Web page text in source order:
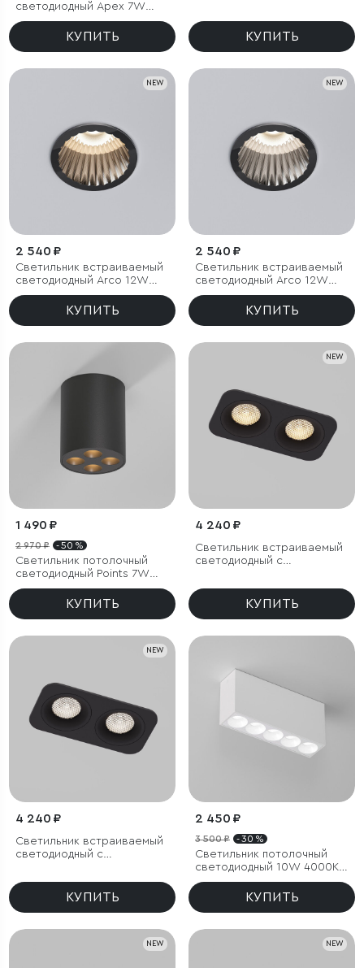
светодиодный Apex 7W
3000K черный
КУПИТЬ КУПИТЬ
NEW
2 540 ₽
Светильник встраиваемый
светодиодный Arco 12W
3000K черный жемчуг IP44
КУПИТЬ
NEW
2 540 ₽
Светильник встраиваемый
светодиодный Arco 12W
4000K черный жемчуг IP44
КУПИТЬ
1 490 ₽
2 970 ₽ - 50 %
Светильник потолочный
светодиодный Points 7W
3000K черный
КУПИТЬ
NEW
4 240 ₽
Светильник встраиваемый
светодиодный с
Tetro 20W 3000K черный
КУПИТЬ
NEW
4 240 ₽
Светильник встраиваемый
светодиодный с
Tetro 20W 4000K черный
КУПИТЬ
2 450 ₽
3 500 ₽ - 30 %
Светильник потолочный
светодиодный 10W 4000K
белый Block
КУПИТЬ
NEW NEW